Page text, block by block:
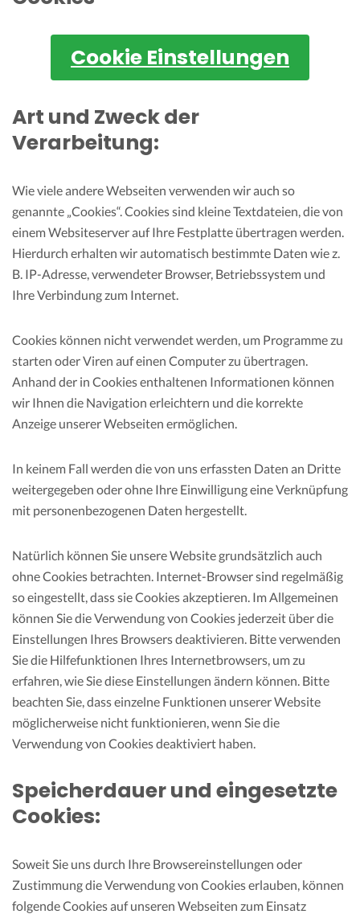
Cookie Einstellungen
Art und Zweck der
Verarbeitung:
Wie viele andere Webseiten verwenden wir auch so
genannte „Cookies“. Cookies sind kleine Textdateien, die von
einem Websiteserver auf Ihre Festplatte übertragen werden.
Hierdurch erhalten wir automatisch bestimmte Daten wie z.
B. IP-Adresse, verwendeter Browser, Betriebssystem und
Ihre Verbindung zum Internet.
Cookies können nicht verwendet werden, um Programme zu
starten oder Viren auf einen Computer zu übertragen.
Anhand der in Cookies enthaltenen Informationen können
wir Ihnen die Navigation erleichtern und die korrekte
Anzeige unserer Webseiten ermöglichen.
In keinem Fall werden die von uns erfassten Daten an Dritte
weitergegeben oder ohne Ihre Einwilligung eine Verknüpfung
mit personenbezogenen Daten hergestellt.
Natürlich können Sie unsere Website grundsätzlich auch
ohne Cookies betrachten. Internet-Browser sind regelmäßig
so eingestellt, dass sie Cookies akzeptieren. Im Allgemeinen
können Sie die Verwendung von Cookies jederzeit über die
Einstellungen Ihres Browsers deaktivieren. Bitte verwenden
Sie die Hilfefunktionen Ihres Internetbrowsers, um zu
erfahren, wie Sie diese Einstellungen ändern können. Bitte
beachten Sie, dass einzelne Funktionen unserer Website
möglicherweise nicht funktionieren, wenn Sie die
Verwendung von Cookies deaktiviert haben.
Speicherdauer und eingesetzte
Cookies:
Soweit Sie uns durch Ihre Browsereinstellungen oder
Zustimmung die Verwendung von Cookies erlauben, können
folgende Cookies auf unseren Webseiten zum Einsatz